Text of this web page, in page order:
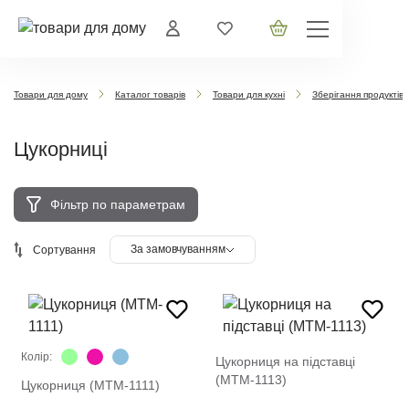
Товари для дому Каталог товарів Товари для кухні Зберігання продуктів
Цукорниці
Фільтр по параметрам
Сортування За замовчуванням
Колір:
Цукорниця (MTM-1111)
Цукорниця на підставці
(MTM-1113)